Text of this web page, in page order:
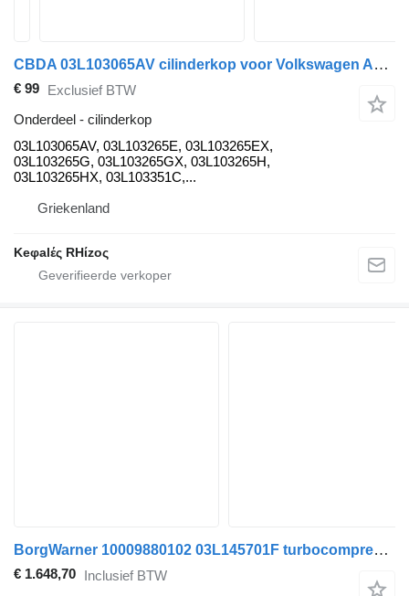
CBDA 03L103065AV cilinderkop voor Volkswagen AMAROK, CRAFTER auto
€ 99 Exclusief BTW
Onderdeel - cilinderkop
03L103065AV, 03L103265E, 03L103265EX,
03L103265G, 03L103265GX, 03L103265H,
03L103265HX, 03L103351C,...
Griekenland
Keφalές RHίzoς
BorgWarner 10009880102 03L145701F turbocompressor voor Volkswagen AMAROK auto
€ 1.648,70 Inclusief BTW